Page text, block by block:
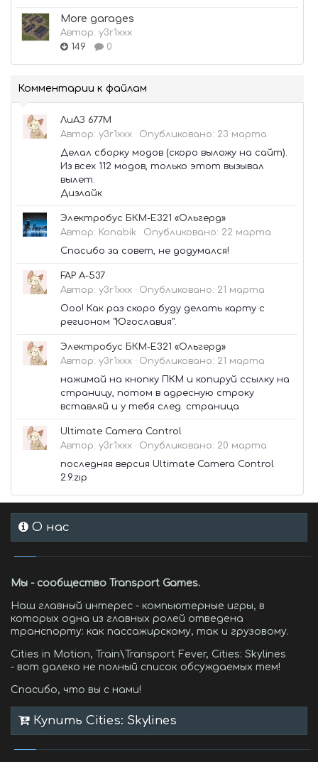
More garages
Автор: y3r1xxx
149
0
Комментарии к файлам
ЛиАЗ 677М
Автор: y3r1xxx · Опубликовано: 23 марта
Делал сборку модов (скоро выложу на сайт).
Из всех 112 модов, только этот вызывал
вылет.
Дизлайк
Электробус БКМ-Е321 «Ольгерд»
Автор: Konabik · Опубликовано: 22 марта
Спасибо за совет, не додумался!
FAP A-537
Автор: y3r1xxx · Опубликовано: 21 марта
Ооо! Как раз скоро буду делать карту с
регионом "Югославия".
Электробус БКМ-Е321 «Ольгерд»
Автор: y3r1xxx · Опубликовано: 21 марта
нажимай на кнопку ПКМ и копируй ссылку на
страницу, потом в адресную строку
вставляй и у тебя след. страница
Ultimate Camera Control
Автор: y3r1xxx · Опубликовано: 20 марта
последняя версия Ultimate Camera Control
2.9.zip
О нас
Мы - сообщество Transport Games.
Наш главный интерес - компьютерные игры, в
которых одна из главных ролей отведена
транспорту: как пассажирскому, так и грузовому.
Cities in Motion, Train\Transport Fever, Cities: Skylines
- вот далеко не полный список обсуждаемых тем!
Спасибо, что вы с нами!
Купить Cities: Skylines